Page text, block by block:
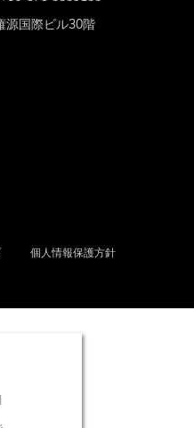
源国際ビル30階
個人情報保護方針